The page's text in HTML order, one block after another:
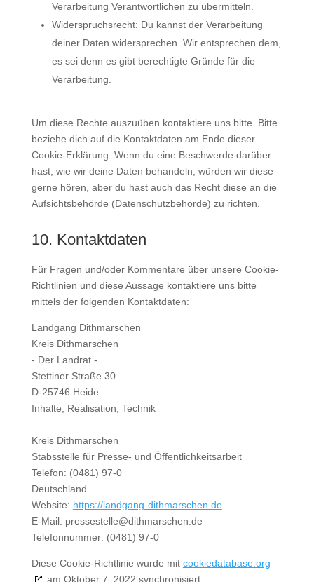
Verarbeitung Verantwortlichen zu übermitteln.
Widerspruchsrecht: Du kannst der Verarbeitung
deiner Daten widersprechen. Wir entsprechen dem,
es sei denn es gibt berechtigte Gründe für die
Verarbeitung.
Um diese Rechte auszuüben kontaktiere uns bitte. Bitte
beziehe dich auf die Kontaktdaten am Ende dieser
Cookie-Erklärung. Wenn du eine Beschwerde darüber
hast, wie wir deine Daten behandeln, würden wir diese
gerne hören, aber du hast auch das Recht diese an die
Aufsichtsbehörde (Datenschutzbehörde) zu richten.
10. Kontaktdaten
Für Fragen und/oder Kommentare über unsere Cookie-
Richtlinien und diese Aussage kontaktiere uns bitte
mittels der folgenden Kontaktdaten:
Landgang Dithmarschen
Kreis Dithmarschen
- Der Landrat -
Stettiner Straße 30
D-25746 Heide
Inhalte, Realisation, Technik
Kreis Dithmarschen
Stabsstelle für Presse- und Öffentlichkeitsarbeit
Telefon: (0481) 97-0
Deutschland
Website: https://landgang-dithmarschen.de
E-Mail: pressestelle@dithmarschen.de
Telefonnummer: (0481) 97-0
Diese Cookie-Richtlinie wurde mit cookiedatabase.org
am Oktober 7, 2022 synchronisiert.